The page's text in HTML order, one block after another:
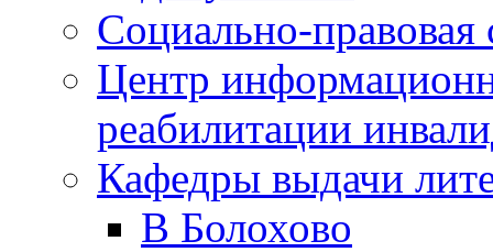
Социально-правовая
Центр
реабилитации
Кафедры выдачи
В Болохово